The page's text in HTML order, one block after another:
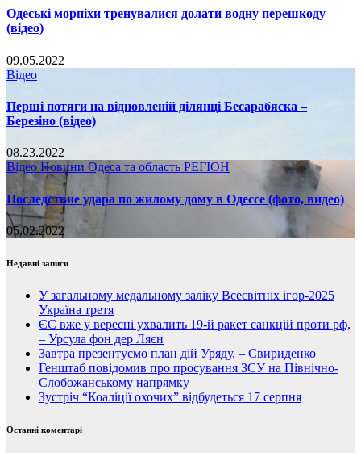
Одеські морпіхи тренувалися долати водну перешкоду
(відео)
09.05.2022
Відео
Перші потяги на відновленій ділянці Бесарабяска –
Березіно (відео)
08.23.2022
Відео Новини Одеса та область РЕГІОН
Последствие удара по жилому дому в Одессе (фото, видео)
05.02.2022
Недавні записи
У загальному медальному заліку Всесвітніх ігор-2025
Україна третя
ЄС вже у вересні ухвалить 19-й ракет санкцій проти рф,
– Урсула фон дер Ляєн
Завтра презентуємо план дій Уряду, – Свириденко
Генштаб повідомив про просування ЗСУ на Північно-
Слобожанському напрямку
Зустріч “Коаліції охочих” відбудеться 17 серпня
Останні коментарі